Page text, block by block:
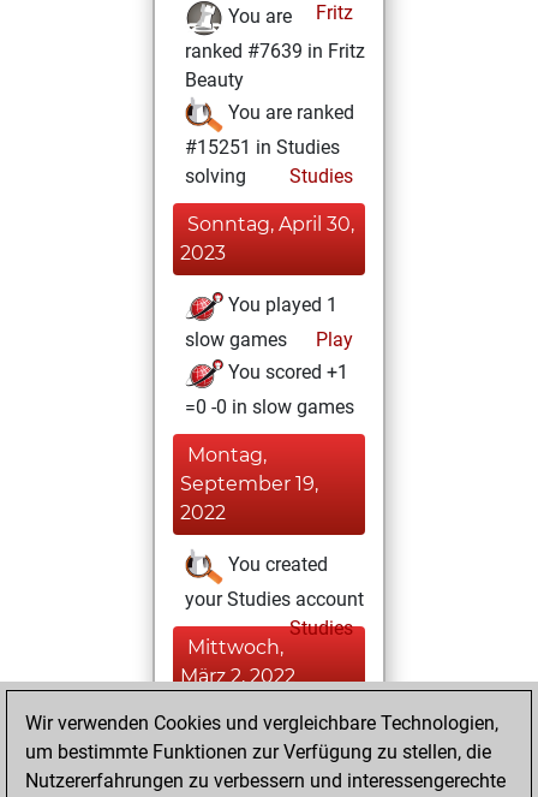
Fritz
You are
ranked #7639 in Fritz
Beauty
You are ranked
#15251 in Studies
solving
Studies
Sonntag, April 30,
2023
You played 1
slow games
Play
You scored +1
=0 -0 in slow games
Montag,
September 19,
2022
You created
your Studies account
Studies
Mittwoch,
März 2, 2022
You achieved a
BeautyScore of 33
Fritz
Wir verwenden Cookies und vergleichbare Technologien,
um bestimmte Funktionen zur Verfügung zu stellen, die
Nutzererfahrungen zu verbessern und interessengerechte